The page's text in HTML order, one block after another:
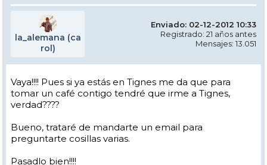
la_alemana (ca
rol)
Enviado: 02-12-2012 10:33
Registrado: 21 años antes
Mensajes: 13.051
Vaya!!!! Pues si ya estás en Tignes me da que para
tomar un café contigo tendré que irme a Tignes,
verdad????
Bueno, trataré de mandarte un email para
preguntarte cosillas varias.
Pasadlo bien!!!!